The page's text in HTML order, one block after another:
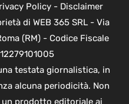
Policy- Disclaimer
di WEB 365 SRL - Via
(RM) - Codice Fiscale
testata giornalistica, in
alcuna periodicità. Non
prodotto editoriale ai